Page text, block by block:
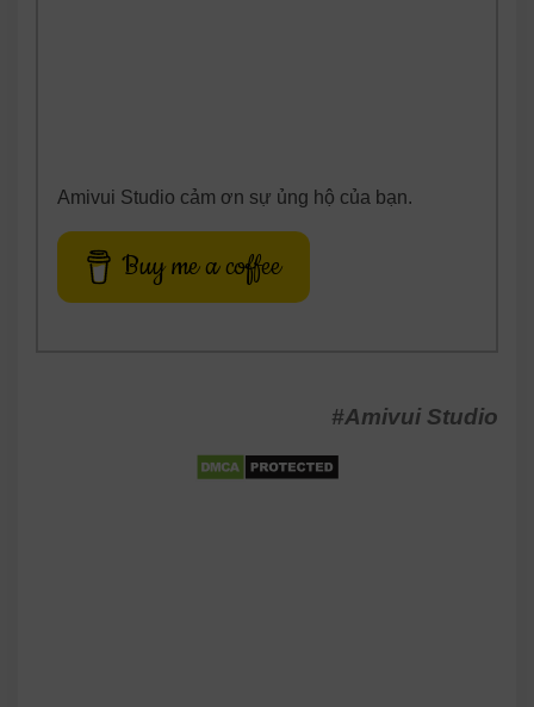
Amivui Studio cảm ơn sự ủng hộ của bạn.
Buy me a coffee
#Amivui Studio